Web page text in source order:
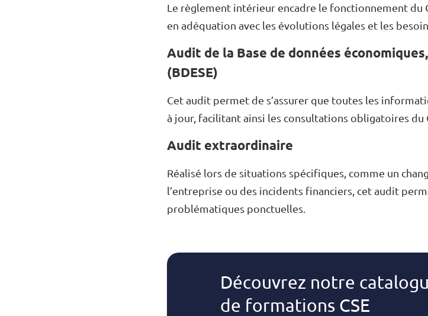
Le règlement intérieur encadre le fonctionnement du
en adéquation avec les évolutions légales et les
Audit de la Base de données
(BDESE)
Cet audit permet de s’assurer que toutes les
à jour, facilitant ainsi les consultations obligatoires du
Audit extraordinaire
Réalisé lors de situations spécifiques, comme un
l’entreprise ou des incidents financiers, cet audit
problématiques ponctuelles.
Découvrez notre
de formations CSE